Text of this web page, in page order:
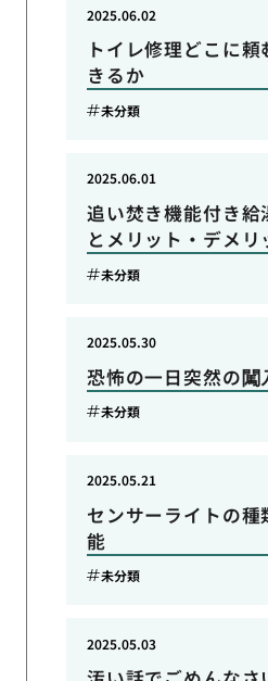
トイレ修理どこに
きるか
2025.06.02
未分類
追い焚き機能付き給
とメリット・デメリ
2025.06.01
未分類
恐怖の一日突然の闖
2025.05.30
未分類
センサーライトの
能
2025.05.21
未分類
2025.05.03